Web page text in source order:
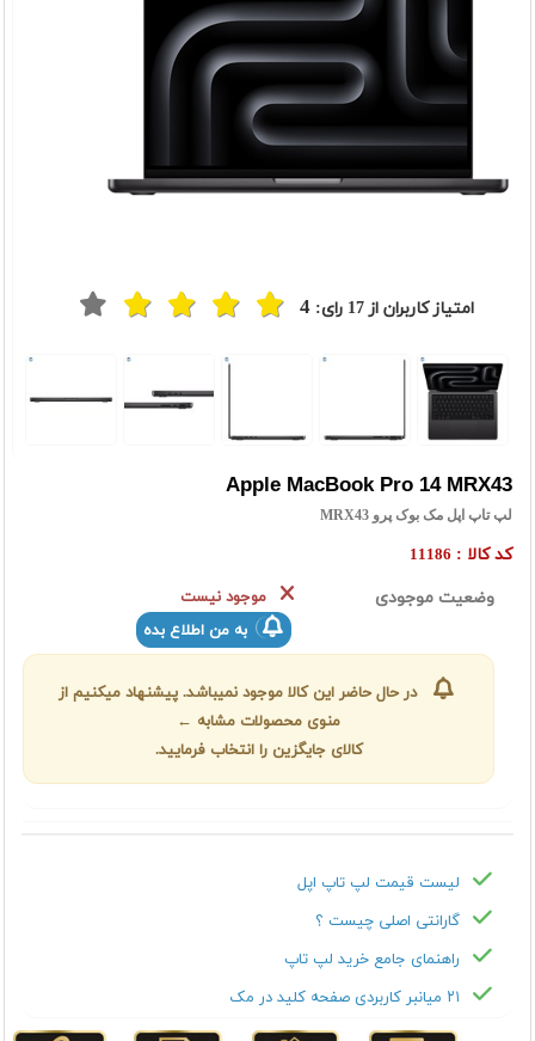
امتیاز کاربران از17 رای: 4
Apple MacBook Pro 14 MRX43
لپ تاپ اپل مک بوک پرو MRX43
کد کالا : 11186
وضعیت موجودی
موجود نیست
به من اطلاع بده
در حال حاضر این کالا موجود نمیباشد. پیشنهاد میکنیم از
منوی محصولات مشابه ←
کالای جایگزین را انتخاب فرمایید.
لیست قیمت لپ تاپ اپل
گارانتی اصلی چیست ؟
راهنمای جامع خرید لپ تاپ
۲۱ میانبر کاربردی صفحه کلید در مک